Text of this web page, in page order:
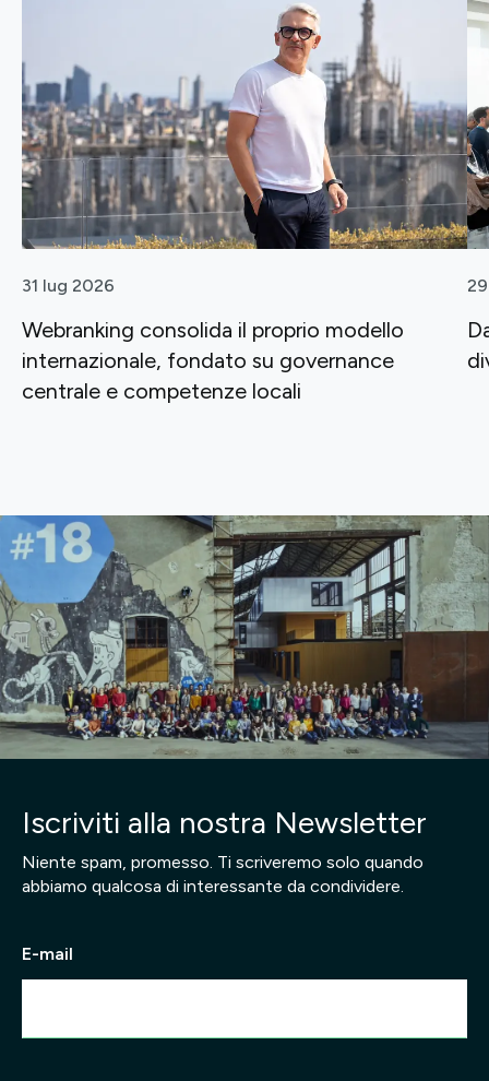
31 lug 2026
Webranking consolida il proprio modello
internazionale, fondato su governance
centrale e competenze locali
Iscriviti alla nostra Newsletter
Niente spam, promesso. Ti scriveremo solo quando
abbiamo qualcosa di interessante da condividere.
E-mail